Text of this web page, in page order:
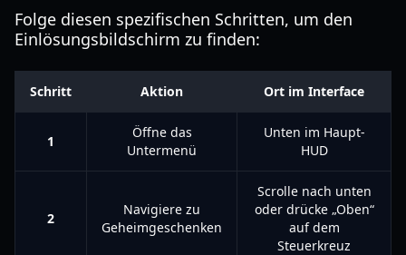
Folge diesen spezifischen Schritten, um den
Einlösungsbildschirm zu finden:
Schritt Aktion Ort im Interface
1
Öffne das
Untermenü
Unten im Haupt-
HUD
2
Navigiere zu
Geheimgeschenken
Scrolle nach unten
oder drücke „Oben“
auf dem
Steuerkreuz